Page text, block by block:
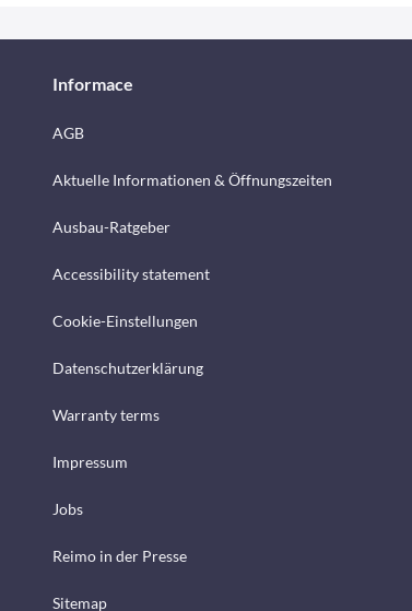
Informace
AGB
Aktuelle Informationen & Öffnungszeiten
Ausbau-Ratgeber
Accessibility statement
Cookie-Einstellungen
Datenschutzerklärung
Warranty terms
Impressum
Jobs
Reimo in der Presse
Sitemap